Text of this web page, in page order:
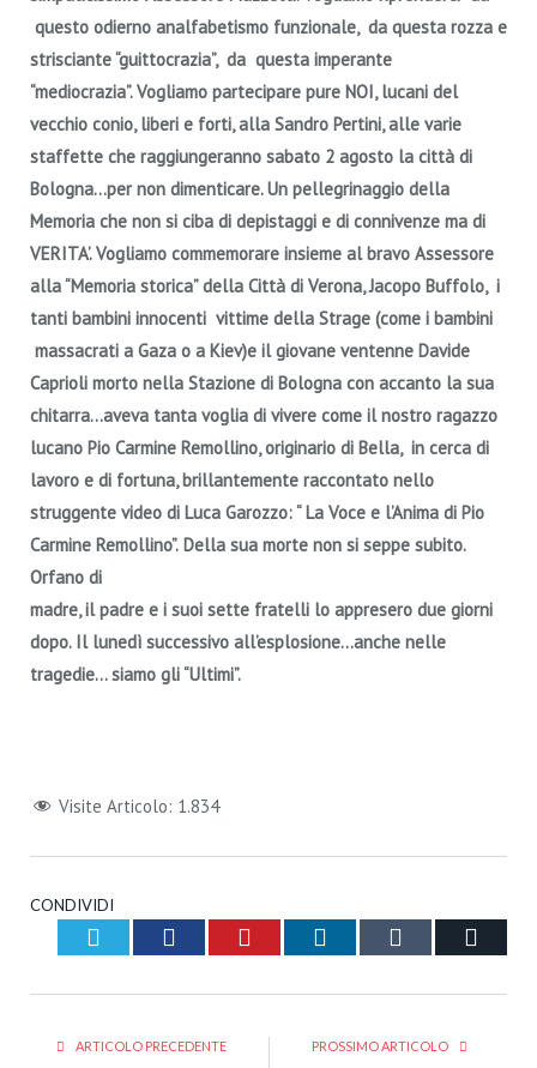
questo odierno analfabetismo funzionale, da questa rozza e
strisciante “guittocrazia”, da questa imperante
“mediocrazia”.Vogliamo partecipare pure NOI, lucani del
vecchio conio, liberi e forti, alla Sandro Pertini, alle varie
staffette che raggiungeranno sabato 2 agosto la città di
Bologna…per non dimenticare.Un pellegrinaggio della
Memoria che non si ciba di depistaggi e di connivenze ma di
VERITA’.Vogliamo commemorare insieme al bravo Assessore
alla “Memoria storica” della Città di Verona, Jacopo Buffolo, i
tanti bambini innocenti vittime della Strage (come i bambini
massacrati a Gaza o a Kiev)e il giovane ventenne Davide
Caprioli morto nella Stazione di Bologna con accanto la sua
chitarra…aveva tanta voglia di vivere come il nostro ragazzo
lucano Pio Carmine Remollino, originario di Bella, in cerca di
lavoro e di fortuna, brillantemente raccontato nello
struggente video di Luca Garozzo: “ La Voce e l’Anima di Pio
Carmine Remollino”. Della sua morte non si seppe subito.
Orfano di
madre, il padre e i suoi sette fratelli lo appresero due giorni
dopo. Il lunedì successivo all’esplosione…anche nelle
tragedie… siamo gli “Ultimi”.
Visite Articolo: 1.834
CONDIVIDI
Twitter Facebook Pinterest LinkedIn Tumblr
ARTICOLO PRECEDENTE PROSSIMO ARTICOLO